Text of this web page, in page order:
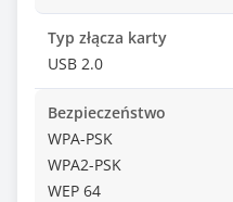
Typ złącza karty
USB 2.0
Bezpieczeństwo
WPA-PSK
WPA2-PSK
WEP 64